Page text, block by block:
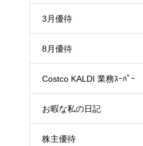
3月優待
8月優待
Costco KALDI 業務ｽｰﾊﾟｰ
お暇な私の日記
株主優待